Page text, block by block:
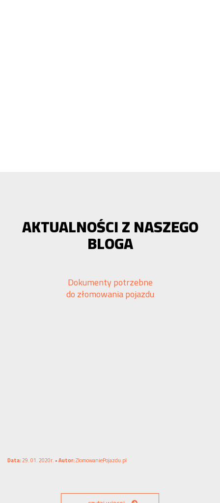
AKTUALNOŚCI Z NASZEGO
BLOGA
Dokumenty potrzebne
do złomowania pojazdu
Data:29. 01. 2020r. •Autor:ZlomowaniePojazdu.pl